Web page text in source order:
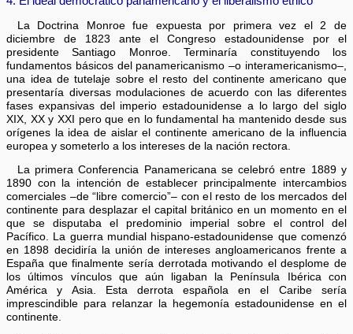
La Doctrina Monroe fue expuesta por primera vez el 2 de
diciembre de 1823 ante el Congreso estadounidense por el
presidente Santiago Monroe. Terminaría constituyendo los
fundamentos básicos del panamericanismo –o interamericanismo–,
una idea de tutelaje sobre el resto del continente americano que
presentaría diversas modulaciones de acuerdo con las diferentes
fases expansivas del imperio estadounidense a lo largo del siglo
XIX, XX y XXI pero que en lo fundamental ha mantenido desde sus
orígenes la idea de aislar el continente americano de la influencia
europea y someterlo a los intereses de la nación rectora.
La primera Conferencia Panamericana se celebró entre 1889 y
1890 con la intención de establecer principalmente intercambios
comerciales –de “libre comercio”– con el resto de los mercados del
continente para desplazar el capital británico en un momento en el
que se disputaba el predominio imperial sobre el control del
Pacífico. La guerra mundial hispano-estadounidense que comenzó
en 1898 decidiría la unión de intereses angloamericanos frente a
España que finalmente sería derrotada motivando el desplome de
los últimos vínculos que aún ligaban la Península Ibérica con
América y Asia. Esta derrota española en el Caribe sería
imprescindible para relanzar la hegemonía estadounidense en el
continente.